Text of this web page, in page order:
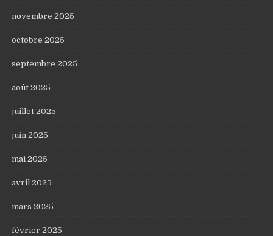
novembre 2025
octobre 2025
septembre 2025
août 2025
juillet 2025
juin 2025
mai 2025
avril 2025
mars 2025
février 2025